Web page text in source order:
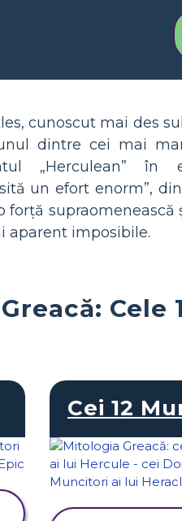
cunoscut mai des
dintre cei mai
„Herculean” în
un efort enorm”,
forță
aparent imposibile.
Cele
Cei 12